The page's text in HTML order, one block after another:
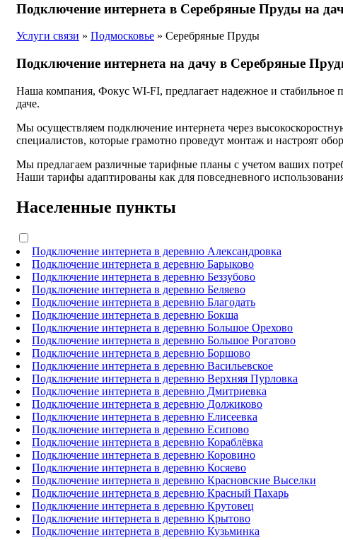
Подключение интернета в Серебряные Пруды на
Услуги связи » Подмосковье » Серебряные Пруды
Подключение интернета на дачу в Серебряные
Наша компания, Фокус WI-FI, предлагает надежное и стабильное
даче.
Мы осуществляем подключение интернета через
специалистов, которые грамотно проведут монтаж и настроят
Мы предлагаем различные тарифные планы с учетом ваших
Наши тарифы адаптированы как для повседневного
Населенные пункты
Подключение интернета в деревню Александровка
Подключение интернета в деревню Барыково
Подключение интернета в деревню Беззубово
Подключение интернета в деревню Беляево
Подключение интернета в деревню Благодать
Подключение интернета в деревню Бокша
Подключение интернета в деревню Большое Орехово
Подключение интернета в деревню Большое Рогатово
Подключение интернета в деревню Боршово
Подключение интернета в деревню Васильевское
Подключение интернета в деревню Верхняя Пурловка
Подключение интернета в деревню Дмитриевка
Подключение интернета в деревню Должиково
Подключение интернета в деревню Елисеевка
Подключение интернета в деревню Есипово
Подключение интернета в деревню Кораблёвка
Подключение интернета в деревню Коровино
Подключение интернета в деревню Косяево
Подключение интернета в деревню Красновские Выселки
Подключение интернета в деревню Красный Пахарь
Подключение интернета в деревню Крутовец
Подключение интернета в деревню Крытово
Подключение интернета в деревню Кузьминка